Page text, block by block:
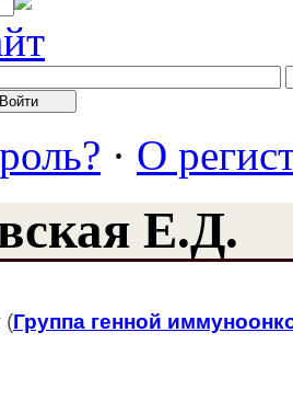
· О
Е.Д.
(Группа генной